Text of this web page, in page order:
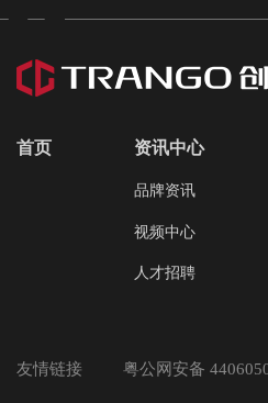
首页 资讯中心
品牌资讯
视频中心
人才招聘
友情链接 粤公网安备